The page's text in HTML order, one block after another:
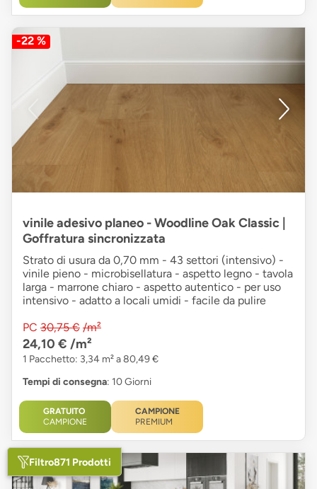
-22 %
vinile adesivo planeo - Woodline Oak Classic |
Goffratura sincronizzata
Strato di usura da 0,70 mm - 43 settori (intensivo) -
vinile pieno - microbisellatura - aspetto legno - tavola
larga - marrone chiaro - aspetto autentico - per uso
intensivo - adatto a locali umidi - facile da pulire
PC 30,75 € /m²
24,10 € /m²
1 Pacchetto: 3,34 m² a 80,49 €
Tempi di consegna: 10 Giorni
GRATUITO
CAMPIONE
CAMPIONE
PREMIUM
-34 %
Filtro871 Prodotti